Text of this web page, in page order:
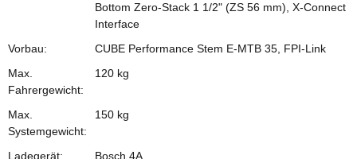
Bottom Zero-Stack 1 1/2" (ZS 56 mm), X-Connect
Interface
Vorbau:
CUBE Performance Stem E-MTB 35, FPI-Link
Max.
Fahrergewicht:
120 kg
Max.
Systemgewicht:
150 kg
Ladegerät: Bosch 4A